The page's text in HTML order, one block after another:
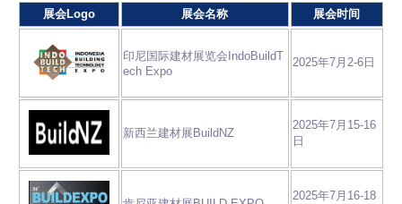
展会Logo 展会名称 展会时间
印尼国际建材展览会IndoBuildT
ech Expo
2025年7月2-6日
新西兰建材展BuildNZ
2025年7月15-16
日
2025年7月16-18